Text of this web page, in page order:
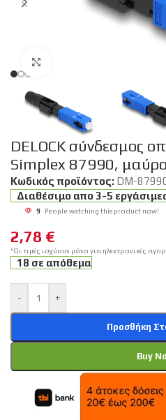
DELOCK σύνδεσμος
Simplex 87990,
Κωδικός προϊόντος: DM-
Διαθέσιμο απο 3-5
9 People watching this product now!
2,78 €
*Οι τιμές ισχύουν μόνο για ηλεκτρονικές
18 σε απόθεμα
- +
Προσθήκη
Buy